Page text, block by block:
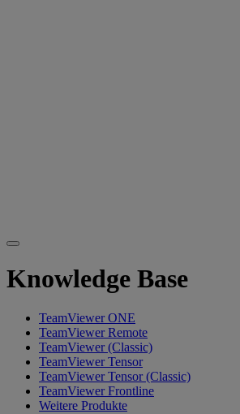
Knowledge Base
TeamViewer ONE
TeamViewer Remote
TeamViewer (Classic)
TeamViewer Tensor
TeamViewer Tensor (Classic)
TeamViewer Frontline
Weitere Produkte